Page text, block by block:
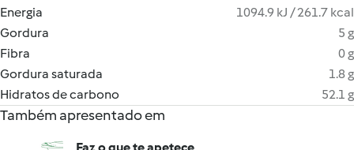
Energia
1094.9 kJ / 261.7 kcal
Gordura
5 g
Fibra
0 g
Gordura saturada
1.8 g
Hidratos de carbono
52.1 g
Também apresentado em